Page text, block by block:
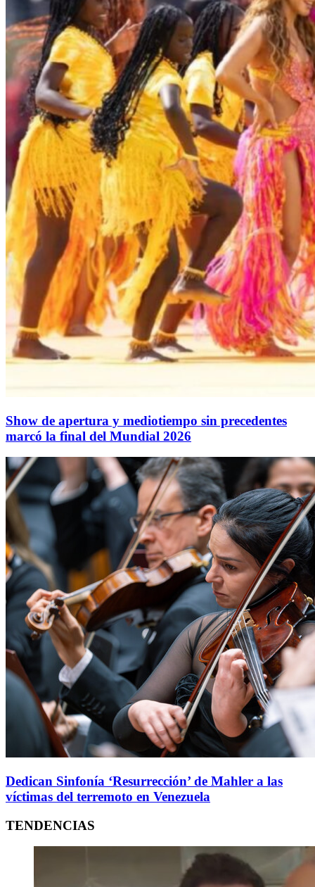
Show de apertura y mediotiempo sin precedentes
marcó la final del Mundial 2026
Dedican Sinfonía ‘Resurrección’ de Mahler a las
víctimas del terremoto en Venezuela
TENDENCIAS